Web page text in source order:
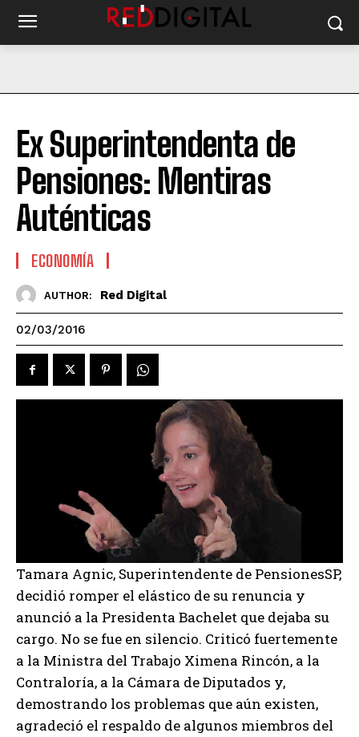
Ex Superintendenta de
Pensiones: Mentiras
Auténticas
ECONOMÍA
AUTHOR: Red Digital
02/03/2016
Tamara Agnic, Superintendente de PensionesSP,
decidió romper el elástico de su renuncia y
anunció a la Presidenta Bachelet que dejaba su
cargo. No se fue en silencio. Criticó fuertemente
a la Ministra del Trabajo Ximena Rincón, a la
Contraloría, a la Cámara de Diputados y,
demostrando los problemas que aún existen,
agradeció el respaldo de algunos miembros del